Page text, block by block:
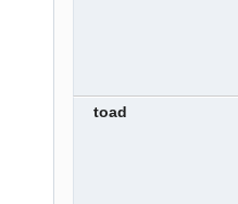
toad